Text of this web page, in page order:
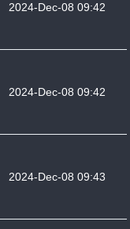
2024-Dec-08 09:42
2024-Dec-08 09:42
2024-Dec-08 09:43